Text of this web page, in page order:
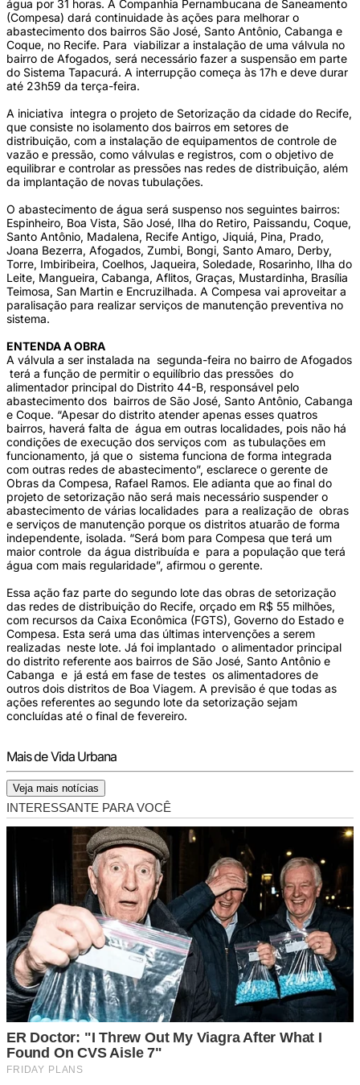
água por 31 horas. A Companhia Pernambucana de Saneamento
(Compesa) dará continuidade às ações para melhorar o
abastecimento dos bairros São José, Santo Antônio, Cabanga e
Coque, no Recife. Para viabilizar a instalação de uma válvula no
bairro de Afogados, será necessário fazer a suspensão em parte
do Sistema Tapacurá. A interrupção começa às 17h e deve durar
até 23h59 da terça-feira.
A iniciativa integra o projeto de Setorização da cidade do Recife,
que consiste no isolamento dos bairros em setores de
distribuição, com a instalação de equipamentos de controle de
vazão e pressão, como válvulas e registros, com o objetivo de
equilibrar e controlar as pressões nas redes de distribuição, além
da implantação de novas tubulações.
O abastecimento de água será suspenso nos seguintes bairros:
Espinheiro, Boa Vista, São José, Ilha do Retiro, Paissandu, Coque,
Santo Antônio, Madalena, Recife Antigo, Jiquiá, Pina, Prado,
Joana Bezerra, Afogados, Zumbi, Bongi, Santo Amaro, Derby,
Torre, Imbiribeira, Coelhos, Jaqueira, Soledade, Rosarinho, Ilha do
Leite, Mangueira, Cabanga, Aflitos, Graças, Mustardinha, Brasília
Teimosa, San Martin e Encruzilhada. A Compesa vai aproveitar a
paralisação para realizar serviços de manutenção preventiva no
sistema.
ENTENDA A OBRA
A válvula a ser instalada na segunda-feira no bairro de Afogados
terá a função de permitir o equilíbrio das pressões do
alimentador principal do Distrito 44-B, responsável pelo
abastecimento dos bairros de São José, Santo Antônio, Cabanga
e Coque. “Apesar do distrito atender apenas esses quatros
bairros, haverá falta de água em outras localidades, pois não há
condições de execução dos serviços com as tubulações em
funcionamento, já que o sistema funciona de forma integrada
com outras redes de abastecimento”, esclarece o gerente de
Obras da Compesa, Rafael Ramos. Ele adianta que ao final do
projeto de setorização não será mais necessário suspender o
abastecimento de várias localidades para a realização de obras
e serviços de manutenção porque os distritos atuarão de forma
independente, isolada. “Será bom para Compesa que terá um
maior controle da água distribuída e para a população que terá
água com mais regularidade”, afirmou o gerente.
Essa ação faz parte do segundo lote das obras de setorização
das redes de distribuição do Recife, orçado em R$ 55 milhões,
com recursos da Caixa Econômica (FGTS), Governo do Estado e
Compesa. Esta será uma das últimas intervenções a serem
realizadas neste lote. Já foi implantado o alimentador principal
do distrito referente aos bairros de São José, Santo Antônio e
Cabanga e já está em fase de testes os alimentadores de
outros dois distritos de Boa Viagem. A previsão é que todas as
ações referentes ao segundo lote da setorização sejam
concluídas até o final de fevereiro.
Mais de Vida Urbana
Veja mais notícias